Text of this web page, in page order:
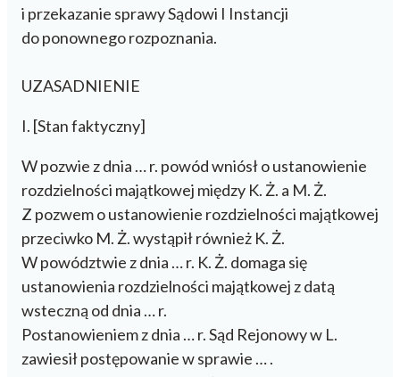
i przekazanie sprawy Sądowi I Instancji
do ponownego rozpoznania.
UZASADNIENIE
I. [Stan faktyczny]
W pozwie z dnia … r. powód wniósł o ustanowienie
rozdzielności majątkowej między K. Ż. a M. Ż.
Z pozwem o ustanowienie rozdzielności majątkowej
przeciwko M. Ż. wystąpił również K. Ż.
W powództwie z dnia … r. K. Ż. domaga się
ustanowienia rozdzielności majątkowej z datą
wsteczną od dnia … r.
Postanowieniem z dnia … r. Sąd Rejonowy w L.
zawiesił postępowanie w sprawie … .